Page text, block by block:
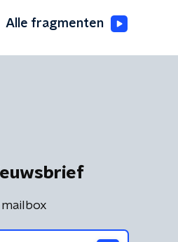
Alle fragmenten
mailbox